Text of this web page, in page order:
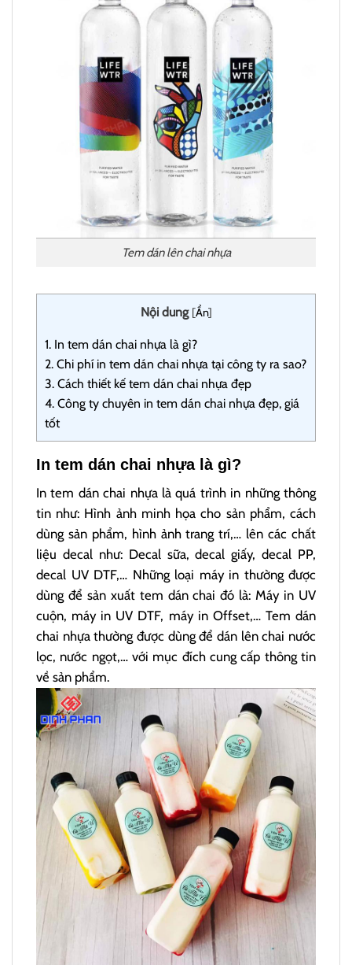
Tem dán lên chai nhựa
Nội dung [Ẩn]
1. In tem dán chai nhựa là gì?
2. Chi phí in tem dán chai nhựa tại công ty ra sao?
3. Cách thiết kế tem dán chai nhựa đẹp
4. Công ty chuyên in tem dán chai nhựa đẹp, giá
tốt
In tem dán chai nhựa là gì?
In tem dán chai nhựa là quá trình in những thông
tin như: Hình ảnh minh họa cho sản phẩm, cách
dùng sản phẩm, hình ảnh trang trí,… lên các chất
liệu decal như: Decal sữa, decal giấy, decal PP,
decal UV DTF,… Những loại máy in thường được
dùng để sản xuất tem dán chai đó là: Máy in UV
cuộn, máy in UV DTF, máy in Offset,… Tem dán
chai nhựa thường được dùng để dán lên chai nước
lọc, nước ngọt,… với mục đích cung cấp thông tin
về sản phẩm.